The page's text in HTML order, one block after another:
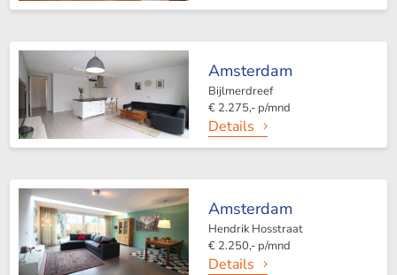
Amsterdam
Bijlmerdreef
€ 2.275,- p/mnd
Details
Amsterdam
Hendrik Hosstraat
€ 2.250,- p/mnd
Details